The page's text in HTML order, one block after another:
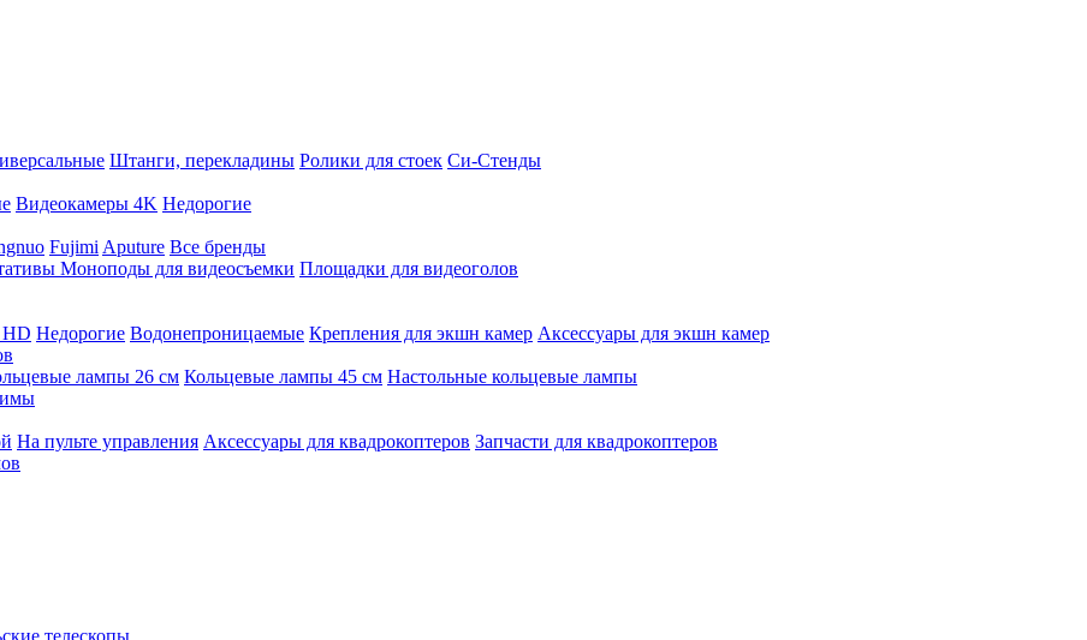
Штанги, перекладины Ролики для стоек Си-Стенды
Видеокамеры 4K Недорогие
Fujimi Aputure Все бренды
Моноподы для видеосъемки Площадки для видеоголов
Недорогие Водонепроницаемые Крепления для экшн камер Аксессуары для экшн камер
лампы 26 см Кольцевые лампы 45 см Настольные кольцевые лампы
На пульте управления Аксессуары для квадрокоптеров Запчасти для квадрокоптеров
телескопы